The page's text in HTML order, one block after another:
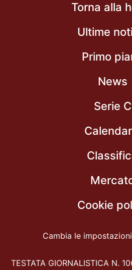
Torna alla
Ultime
Primo
News
Serie C
Cookie
Cambia le
TESTATA GIORNALISTICA N.